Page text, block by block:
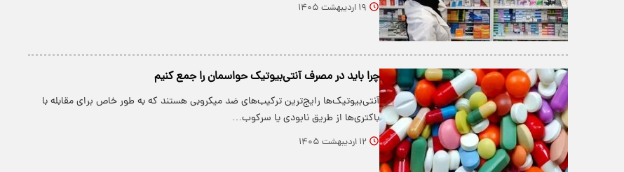
۱۹ اردیبهشت ۱۴۰۵
چرا باید در مصرف آنتی‌بیوتیک‌ حواسمان را جمع کنیم
آنتی‌بیوتیک‌ها رایج‌ترین ترکیب‌های ضد میکروبی هستند که به طور خاص برای مقابله با
باکتری‌ها از طریق نابودی یا سرکوب…
۱۲ اردیبهشت ۱۴۰۵